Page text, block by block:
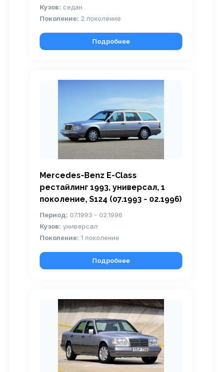
Кузов: седан
Поколение: 2 поколение
Подробнее
Mercedes-Benz E-Class
рестайлинг 1993, универсал, 1
поколение, S124 (07.1993 - 02.1996)
Период: 07.1993 - 02.1996
Кузов: универсал
Поколение: 1 поколение
Подробнее